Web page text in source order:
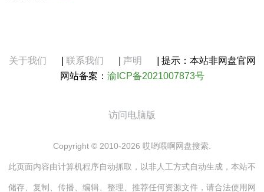
关于我们 联系我们 声明
提示：本站非网盘官网
网站备案： 渝ICP备2021007873号
访问电脑版
Copyright © 2010-2026 哎哟喂啊网盘搜索.
此页面内容由计算机程序自动抓取，以非人工方式自动生成，本站不
储存、复制、传播、编辑、整理、推荐任何资源文件，请合法使用网